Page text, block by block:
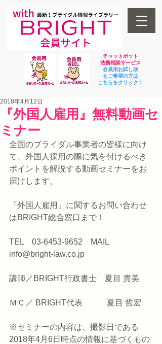
チャットボット
法務相談サービス
会員用お試し版
をご希望の方は
​こちらをクリック！
『外国人雇用』無料動画セ
ミナー
2018年4月12日
全国のブライダル事業者の皆様に向け
て、外国人採用の際に気を付けるべき
ポイントを解説する動画セミナーをお
届けします。
『外国人雇用』に関するお問い合わせ
はBRIGHT総合窓口まで！
TEL　03-6453-9652　MAIL
info@bright-law.co.jp
講師／BRIGHT行政書士　夏目 貴美
ＭＣ／ BRIGHT代表　        夏目 哲宏
※セミナーの内容は、撮影日である
2018年4月6日時点の情報に基づくもの